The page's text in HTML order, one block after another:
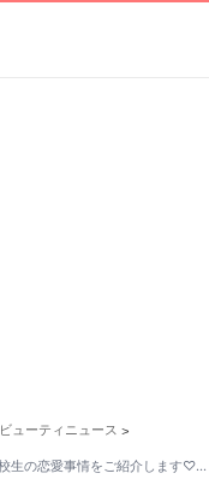
ューティニュース >
生の恋愛事情をご紹介します♡…